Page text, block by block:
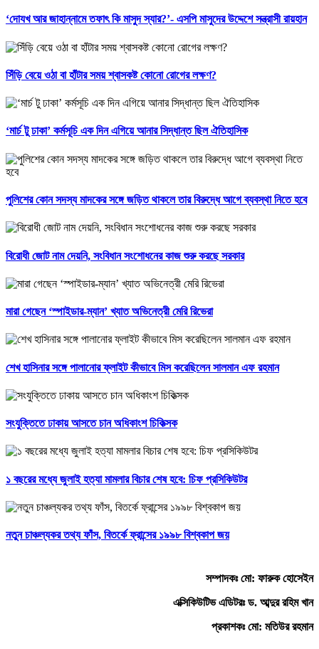
‘দোযখ আর জাহান্নামে তফাৎ কি মাসুদ স্যার?’- এসপি মাসুদের উদ্দেশে সন্ত্রাসী রায়হান
সিঁড়ি বেয়ে ওঠা বা হাঁটার সময় শ্বাসকষ্ট কোনো রোগের লক্ষণ?
‘মার্চ টু ঢাকা’ কর্মসূচি এক দিন এগিয়ে আনার সিদ্ধান্ত ছিল ঐতিহাসিক
পুলিশের কোন সদস্য মাদকের সঙ্গে জড়িত থাকলে তার বিরুদ্ধে আগে ব্যবস্থা নিতে হবে
বিরোধী জোট নাম দেয়নি, সংবিধান সংশোধনের কাজ শুরু করছে সরকার
মারা গেছেন ‘স্পাইডার-ম্যান’ খ্যাত অভিনেত্রী মেরি রিভেরা
শেখ হাসিনার সঙ্গে পালানোর ফ্লাইট কীভাবে মিস করেছিলেন সালমান এফ রহমান
সংযুক্তিতে ঢাকায় আসতে চান অধিকাংশ চিকিত্সক
১ বছরের মধ্যে জুলাই হত্যা মামলার বিচার শেষ হবে: চিফ প্রসিকিউটর
নতুন চাঞ্চল্যকর তথ্য ফাঁস, বিতর্কে ফ্রান্সের ১৯৯৮ বিশ্বকাপ জয়
সম্পাদকঃ মো: ফারুক হোসেইন
এক্সিকিউটিভ এডিটরঃ ড. আব্দুর রহিম খান
প্রকাশকঃ মো: মতিউর রহমান